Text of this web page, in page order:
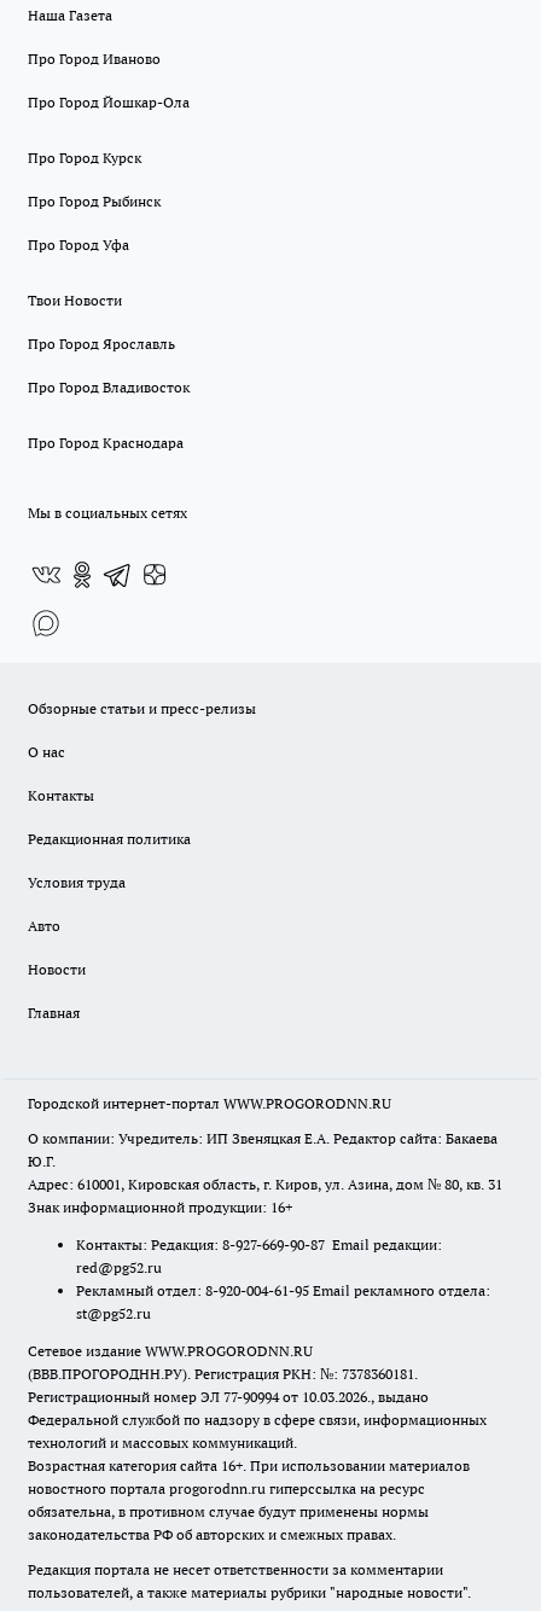
Наша Газета
Про Город Иваново
Про Город Йошкар-Ола
Про Город Курск
Про Город Рыбинск
Про Город Уфа
Твои Новости
Про Город Ярославль
Про Город Владивосток
Про Город Краснодара
Мы в социальных сетях
Обзорные статьи и пресс-релизы
О нас
Контакты
Редакционная политика
Условия труда
Авто
Новости
Главная
Городской интернет-портал WWW.PROGORODNN.RU
О компании: Учредитель: ИП Звеняцкая Е.А. Редактор сайта: Бакаева
Ю.Г.
Адрес: 610001, Кировская область, г. Киров, ул. Азина, дом № 80, кв. 31
Знак информационной продукции: 16+
Контакты: Редакция: 8-927-669-90-87 Email редакции:
red@pg52.ru
Рекламный отдел: 8-920-004-61-95 Email рекламного отдела:
st@pg52.ru
Сетевое издание WWW.PROGORODNN.RU
(ВВВ.ПРОГОРОДНН.РУ). Регистрация РКН: №: 7378360181.
Регистрационный номер ЭЛ 77-90994 от 10.03.2026., выдано
Федеральной службой по надзору в сфере связи, информационных
технологий и массовых коммуникаций.
Возрастная категория сайта 16+. При использовании материалов
новостного портала progorodnn.ru гиперссылка на ресурс
обязательна, в противном случае будут применены нормы
законодательства РФ об авторских и смежных правах.
Редакция портала не несет ответственности за комментарии
пользователей, а также материалы рубрики "народные новости".